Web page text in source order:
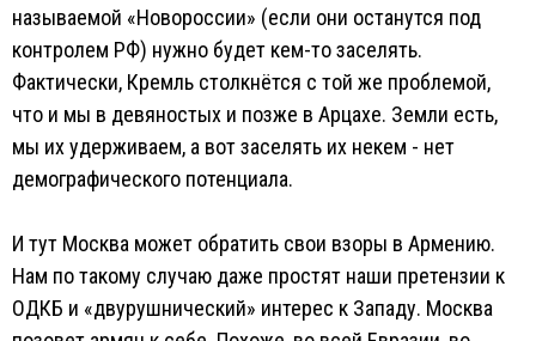
называемой «Новороссии» (если они останутся под
контролем РФ) нужно будет кем-то заселять.
Фактически, Кремль столкнётся с той же проблемой,
что и мы в девяностых и позже в Арцахе. Земли есть,
мы их удерживаем, а вот заселять их некем - нет
демографического потенциала.
И тут Москва может обратить свои взоры в Армению.
Нам по такому случаю даже простят наши претензии к
ОДКБ и «двурушнический» интерес к Западу. Москва